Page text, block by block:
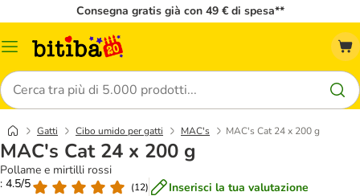
Consegna gratis già con 49 € di spesa**
Overview
Cerca
Gatti Cibo umido per gatti MAC's MAC's Cat 24 x 200 g
MAC's Cat 24 x 200 g
Pollame e mirtilli rossi
: 4.5/5
(12) Inserisci la tua valutazione